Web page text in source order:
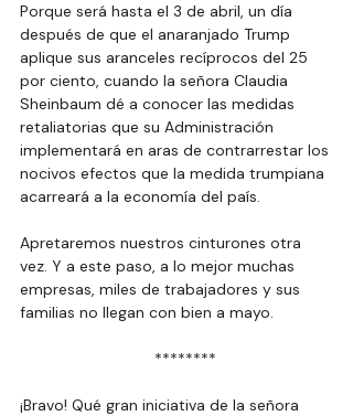
Porque será hasta el 3 de abril, un día
después de que el anaranjado Trump
aplique sus aranceles recíprocos del 25
por ciento, cuando la señora Claudia
Sheinbaum dé a conocer las medidas
retaliatorias que su Administración
implementará en aras de contrarrestar los
nocivos efectos que la medida trumpiana
acarreará a la economía del país.
Apretaremos nuestros cinturones otra
vez. Y a este paso, a lo mejor muchas
empresas, miles de trabajadores y sus
familias no llegan con bien a mayo.
********
¡Bravo! Qué gran iniciativa de la señora